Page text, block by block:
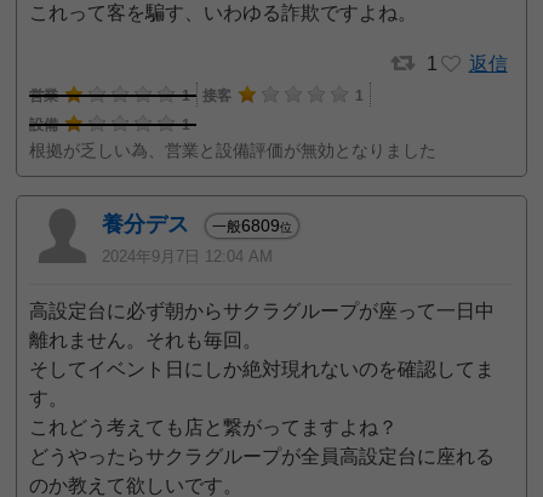
これって客を騙す、いわゆる詐欺ですよね。
1 返信
営業 1 接客
1
設備
1
根拠が乏しい為、営業と設備評価が無効となりました
養分デス 一般6809位
2024年9月7日 12:04 AM
高設定台に必ず朝からサクラグループが座って一日中
離れません。それも毎回。
そしてイベント日にしか絶対現れないのを確認してま
す。
これどう考えても店と繋がってますよね？
どうやったらサクラグループが全員高設定台に座れる
のか教えて欲しいです。